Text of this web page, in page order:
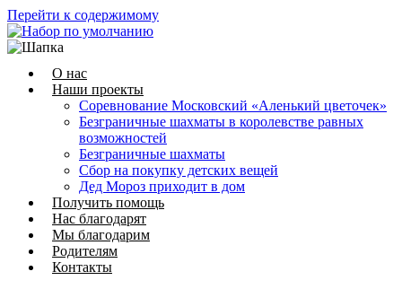
Перейти к содержимому
О нас
Наши проекты
Соревнование Московский «Аленький цветочек»
Безграничные шахматы в королевстве равных
возможностей
Безграничные шахматы
Сбор на покупку детских вещей
Дед Мороз приходит в дом
Получить помощь
Нас благодарят
Мы благодарим
Родителям
Контакты